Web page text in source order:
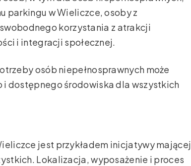
parkingu w Wieliczce, osoby z
korzystania z atrakcji
i integracji społecznej.
osób niepełnosprawnych może
dostępnego środowiska dla wszystkich
jest przykładem inicjatywy mającej
Lokalizacja, wyposażenie i proces